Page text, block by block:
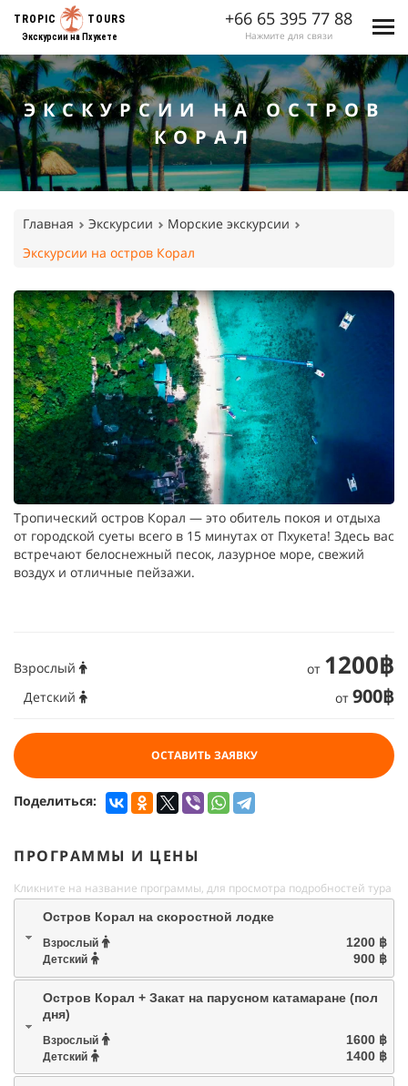
TROPIC TOURS
Экскурсии на Пхукете
+66 65 395 77 88
Нажмите для связи
ЭКСКУРСИИ НА ОСТРОВ
КОРАЛ
Главная Экскурсии
Морские экскурсии
Экскурсии на остров Корал
Тропический остров Корал — это обитель покоя и отдыха
от городской суеты всего в 15 минутах от Пхукета! Здесь вас
встречают белоснежный песок, лазурное море, свежий
воздух и отличные пейзажи.
Взрослый
Детский
от 1200฿
от 900฿
ОСТАВИТЬ ЗАЯВКУ
Поделиться:
ПРОГРАММЫ И ЦЕНЫ
Кликните на название программы, для просмотра подробностей тура
Остров Корал на скоростной лодке
Взрослый 1200 ฿
Детский 900 ฿
Остров Корал + Закат на парусном катамаране (пол
дня)
Взрослый 1600 ฿
Детский 1400 ฿